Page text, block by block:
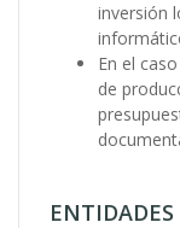
inversión
En el
de